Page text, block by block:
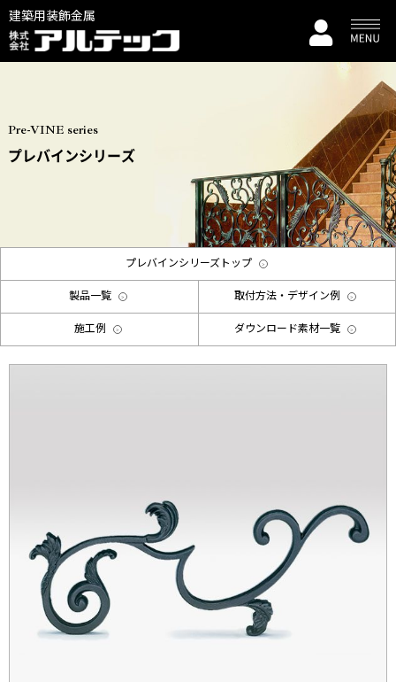
建築用装飾金属
Pre-VINE series
プレバインシリーズ
プレバインシリーズトップ
製品一覧 取付方法・デザイン例
施工例 ダウンロード素材一覧